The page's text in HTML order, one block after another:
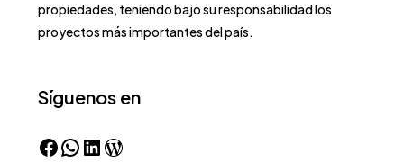
propiedades, teniendo bajo su responsabilidad los
proyectos más importantes del país.
Síguenos en